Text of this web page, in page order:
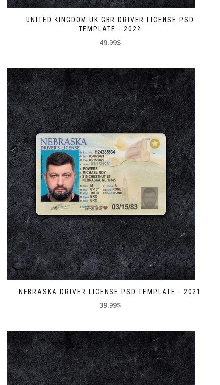
UNITED KINGDOM UK GBR DRIVER LICENSE PSD
TEMPLATE - 2022
49.99$
NEBRASKA DRIVER LICENSE PSD TEMPLATE - 2021
39.99$